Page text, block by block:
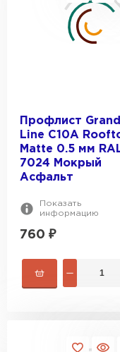
Профлист Grand
Line C10A
Matte 0.5 мм
7024 Мокрый
Асфальт
Показать
информацию
760 ₽